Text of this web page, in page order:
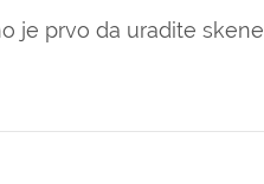
je prvo da uradite